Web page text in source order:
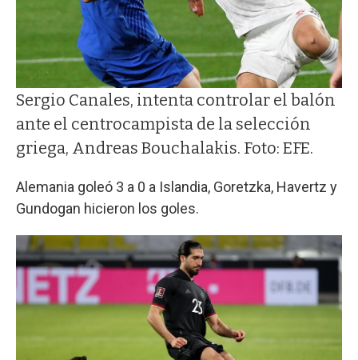
Sergio Canales, intenta controlar el balón
ante el centrocampista de la selección
griega, Andreas Bouchalakis. Foto: EFE.
Alemania goleó 3 a 0 a Islandia, Goretzka, Havertz y
Gundogan hicieron los goles.